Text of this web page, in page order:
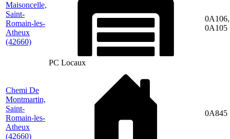
Maisoncelle,
Saint-
Romain-les-
Atheux
(42660)
PC Locaux
0A106,
0A105
Chemi De
Montmartin,
Saint-
Romain-les-
Atheux
(42660)
0A845